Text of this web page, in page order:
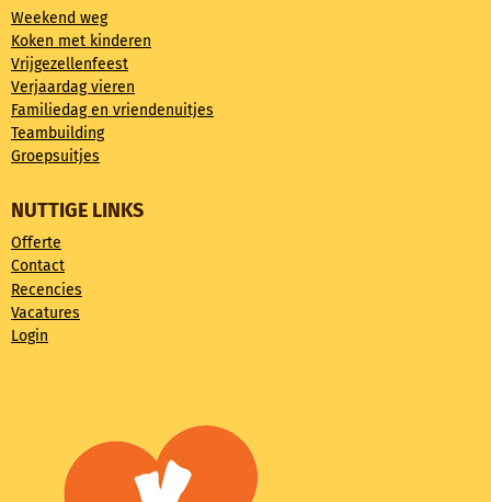
Weekend weg
Koken met kinderen
Vrijgezellenfeest
Verjaardag vieren
Familiedag en vriendenuitjes
Teambuilding
Groepsuitjes
NUTTIGE LINKS
Offerte
Contact
Recencies
Vacatures
Login